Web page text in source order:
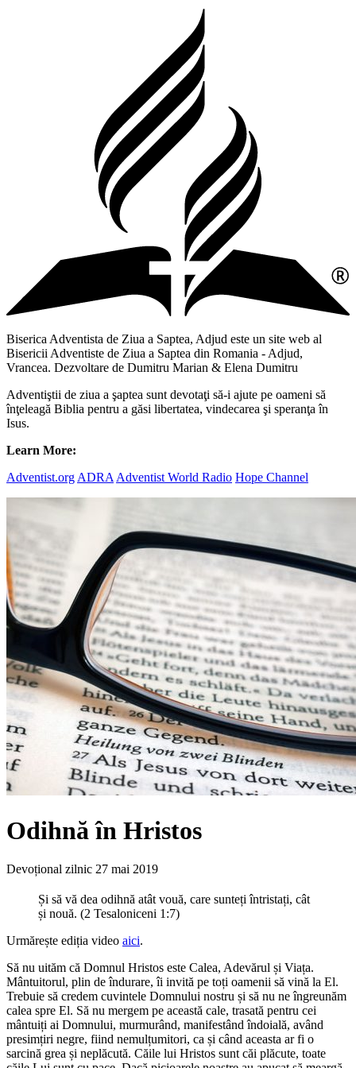
Biserica Adventista de Ziua a Saptea, Adjud este un site web al
Bisericii Adventiste de Ziua a Saptea din Romania - Adjud,
Vrancea. Dezvoltare de Dumitru Marian & Elena Dumitru
Adventiştii de ziua a şaptea sunt devotaţi să-i ajute pe oameni să
înţeleagă Biblia pentru a găsi libertatea, vindecarea şi speranţa în
Isus.
Learn More:
Adventist.org ADRA Adventist World Radio Hope Channel
Odihnă în Hristos
Devoțional zilnic 27 mai 2019
Și să vă dea odihnă atât vouă, care sunteți întristați, cât
și nouă. (2 Tesaloniceni 1:7)
Urmărește ediția video aici.
Să nu uităm că Domnul Hristos este Calea, Adevărul și Viața.
Mântuitorul, plin de îndurare, îi invită pe toți oamenii să vină la El.
Trebuie să credem cuvintele Domnului nostru și să nu ne îngreunăm
calea spre El. Să nu mergem pe această cale, trasată pentru cei
mântuiți ai Domnului, murmurând, manifestând îndoială, având
presimțiri negre, fiind nemulțumitori, ca și când aceasta ar fi o
sarcină grea și neplăcută. Căile lui Hristos sunt căi plăcute, toate